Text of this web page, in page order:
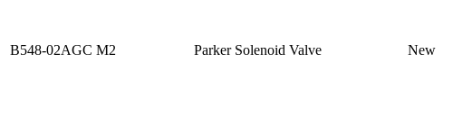
B548-02AGC M2 Parker Solenoid Valve New